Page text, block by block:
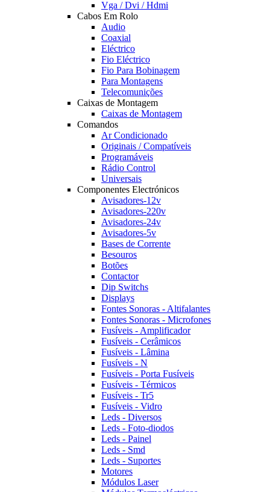
Vga / Dvi / Hdmi
Cabos Em Rolo
Audio
Coaxial
Eléctrico
Fio Eléctrico
Fio Para Bobinagem
Para Montagens
Telecomunições
Caixas de Montagem
Caixas de Montagem
Comandos
Ar Condicionado
Originais / Compatíveis
Programáveis
Rádio Control
Universais
Componentes Electrónicos
Avisadores-12v
Avisadores-220v
Avisadores-24v
Avisadores-5v
Bases de Corrente
Besouros
Botões
Contactor
Dip Switchs
Displays
Fontes Sonoras - Altifalantes
Fontes Sonoras - Microfones
Fusíveis - Amplificador
Fusíveis - Cerâmicos
Fusíveis - Lâmina
Fusíveis - N
Fusíveis - Porta Fusíveis
Fusíveis - Térmicos
Fusíveis - Tr5
Fusíveis - Vidro
Leds - Diversos
Leds - Foto-diodos
Leds - Painel
Leds - Smd
Leds - Suportes
Motores
Módulos Laser